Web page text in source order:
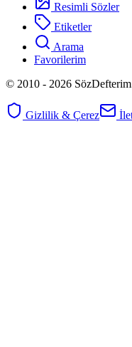
Resimli Sözler
Etiketler
Arama
Favorilerim
© 2010 - 2026
Gizlilik & Çerez